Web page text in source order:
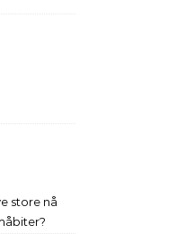
store nå